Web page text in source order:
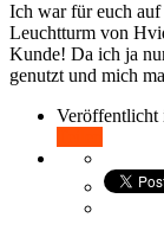
Ich war für euch
Leuchtturm von
Kunde! Da ich ja
genutzt und mich
Veröffentlicht